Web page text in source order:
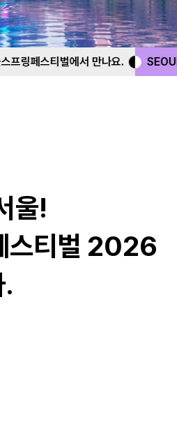
. SEOUL SPRING FESTIVAL
울!
스티벌 2026